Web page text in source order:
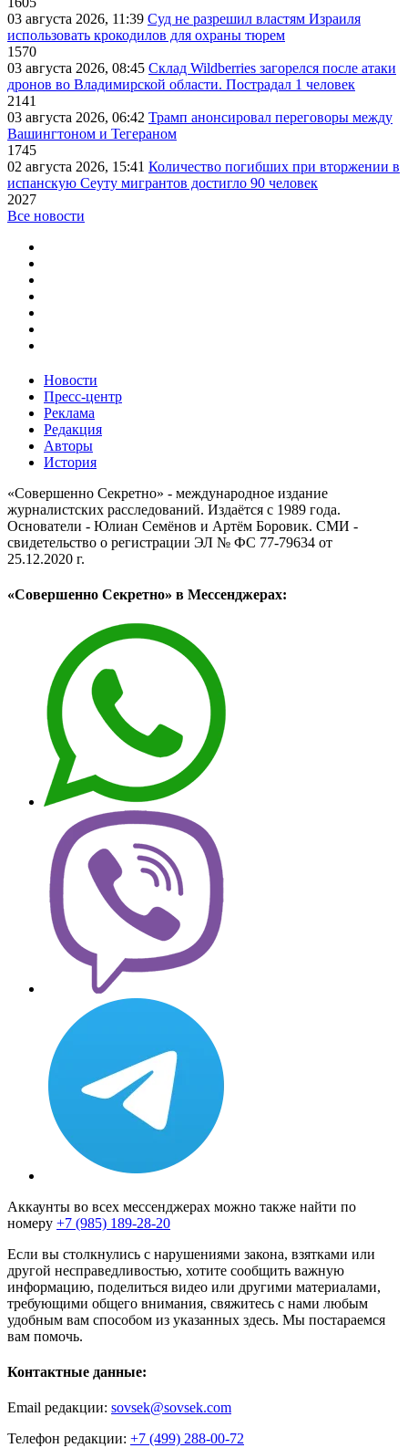
03 августа 2026, 11:39 Суд не разрешил властям Израиля
использовать крокодилов для охраны тюрем
1570
03 августа 2026, 08:45 Склад Wildberries загорелся после атаки
дронов во Владимирской области. Пострадал 1 человек
2141
03 августа 2026, 06:42 Трамп анонсировал переговоры между
Вашингтоном и Тегераном
1745
02 августа 2026, 15:41 Количество погибших при вторжении в
испанскую Сеуту мигрантов достигло 90 человек
2027
Все новости
Новости
Пресс-центр
Реклама
Редакция
Авторы
История
«Совершенно Секретно» - международное издание
журналистских расследований. Издаётся с 1989 года.
Основатели - Юлиан Семёнов и Артём Боровик. CМИ -
свидетельство о регистрации ЭЛ № ФС 77-79634 от
25.12.2020 г.
«Совершенно Секретно» в Мессенджерах:
Аккаунты во всех мессенджерах можно также найти по
номеру +7 (985) 189-28-20
Если вы столкнулись с нарушениями закона, взятками или
другой несправедливостью, хотите сообщить важную
информацию, поделиться видео или другими материалами,
требующими общего внимания, свяжитесь с нами любым
удобным вам способом из указанных здесь. Мы постараемся
вам помочь.
Контактные данные:
Email редакции: sovsek@sovsek.com
Телефон редакции: +7 (499) 288-00-72